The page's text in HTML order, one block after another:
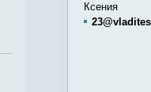
Ксения